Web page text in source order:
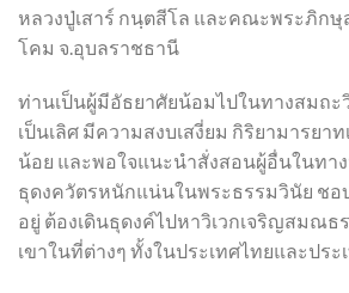
หลวงปู่เสาร์ กนฺตสีโล และคณะพระภิก
โคม จ.อุบลราชธานี
ท่านเป็นผู้มีอัธยาศัยน้อมไปในทางสมถะ
เป็นเลิศ มีความสงบเสงี่ยม กิริยามารยา
น้อย และพอใจแนะนำสั่งสอนผู้อื่นในทาง
ธุดงควัตรหนักแน่นในพระธรรมวินัย ชอ
อยู่ ต้องเดินธุดงค์ไปหาวิเวกเจริญสมณธ
เขาในที่ต่างๆ ทั้งในประเทศไทยและประ